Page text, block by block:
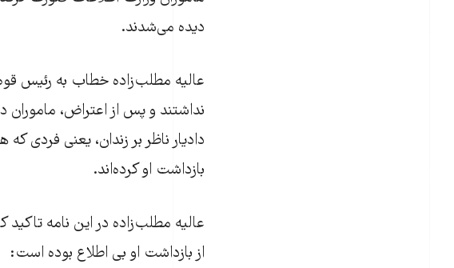
دیده می‌شدند.
عالیه مطلب‌زاده خطاب به رئیس
نداشتند و پس از اعتراض،
دادیار ناظر بر زندان، یعنی فردی
بازداشت او کرده‌اند.
عالیه مطلب‌زاده در این نامه
از بازداشت او بی اطلاع بوده است: